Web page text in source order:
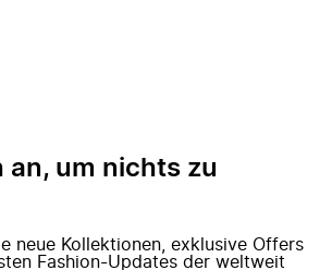
an, um nichts zu
neue Kollektionen, exklusive Offers
Fashion-Updates der weltweit